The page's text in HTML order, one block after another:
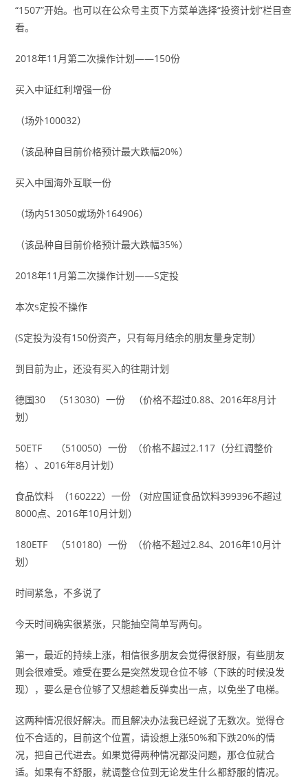
“1507”开始。也可以在公众号主页下方菜单选择“投资计划”栏目查
看。
2018年11月第二次操作计划——150份
买入中证红利增强一份
（场外100032）
（该品种自目前价格预计最大跌幅20%）
买入中国海外互联一份
（场内513050或场外164906）
（该品种自目前价格预计最大跌幅35%）
2018年11月第二次操作计划——S定投
本次s定投不操作
(S定投为没有150份资产，只有每月结余的朋友量身定制）
到目前为止，还没有买入的往期计划
德国30 （513030）一份 （价格不超过0.88、2016年8月计
划）
50ETF （510050）一份 （价格不超过2.117（分红调整价
格）、2016年8月计划）
食品饮料 （160222）一份 （对应国证食品饮料399396不超过
8000点、2016年10月计划）
180ETF （510180）一份 （价格不超过2.84、2016年10月计
划）
时间紧急，不多说了
今天时间确实很紧张，只能抽空简单写两句。
第一，最近的持续上涨，相信很多朋友会觉得很舒服，有些朋友
则会很难受。难受在要么是突然发现仓位不够（下跌的时候没发
现），要么是仓位够了又想趁着反弹卖出一点，以免坐了电梯。
这两种情况很好解决。而且解决办法我已经说了无数次。觉得仓
位不合适的，目前这个位置，请设想上涨50%和下跌20%的情
况，把自己代进去。如果觉得两种情况都没问题，那仓位就合
适。如果有不舒服，就调整仓位到无论发生什么都舒服的情况。